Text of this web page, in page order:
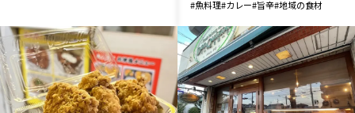
#魚料理#カレー#旨辛#地域の食材